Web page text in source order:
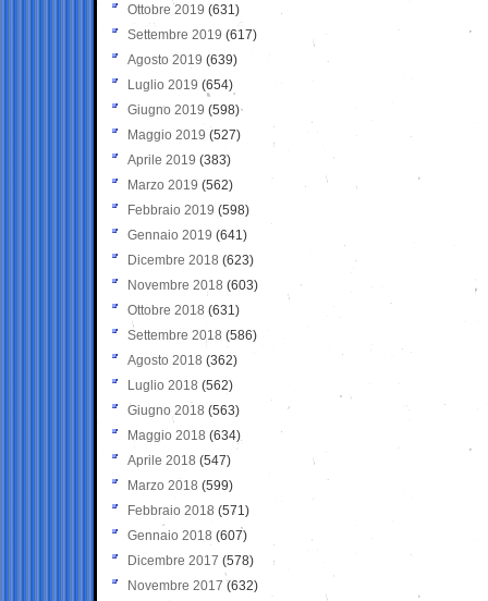
Ottobre 2019 (631)
Settembre 2019 (617)
Agosto 2019 (639)
Luglio 2019 (654)
Giugno 2019 (598)
Maggio 2019 (527)
Aprile 2019 (383)
Marzo 2019 (562)
Febbraio 2019 (598)
Gennaio 2019 (641)
Dicembre 2018 (623)
Novembre 2018 (603)
Ottobre 2018 (631)
Settembre 2018 (586)
Agosto 2018 (362)
Luglio 2018 (562)
Giugno 2018 (563)
Maggio 2018 (634)
Aprile 2018 (547)
Marzo 2018 (599)
Febbraio 2018 (571)
Gennaio 2018 (607)
Dicembre 2017 (578)
Novembre 2017 (632)